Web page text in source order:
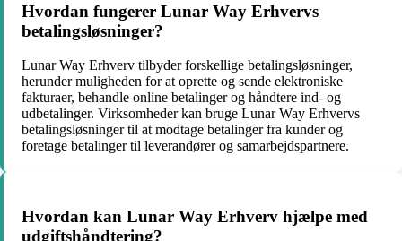
Hvordan fungerer Lunar Way Erhvervs
betalingsløsninger?
Lunar Way Erhverv tilbyder forskellige betalingsløsninger,
herunder muligheden for at oprette og sende elektroniske
fakturaer, behandle online betalinger og håndtere ind- og
udbetalinger. Virksomheder kan bruge Lunar Way Erhvervs
betalingsløsninger til at modtage betalinger fra kunder og
foretage betalinger til leverandører og samarbejdspartnere.
Hvordan kan Lunar Way Erhverv hjælpe med
udgiftshåndtering?